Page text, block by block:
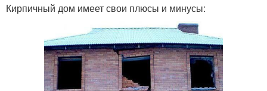
Кирпичный дом имеет свои плюсы и минусы: